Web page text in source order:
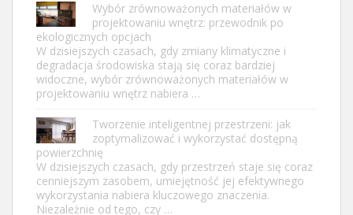
Wybór zrównoważonych materiałów w
projektowaniu wnętrz: przewodnik po
ekologicznych opcjach
W dzisiejszych czasach, gdy zmiany klimatyczne i
degradacja środowiska stają się coraz bardziej
widoczne, wybór zrównoważonych materiałów w
projektowaniu wnętrz nabiera …
Tworzenie inteligentnej przestrzeni: jak
zoptymalizować i wykorzystać dostępną
powierzchnię
W dzisiejszych czasach, gdy przestrzeń staje się coraz
cenniejszym zasobem, umiejętność jej efektywnego
wykorzystania nabiera kluczowego znaczenia.
Niezależnie od tego, czy …